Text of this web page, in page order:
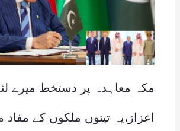
مکہ معاہدہ پر دستخط میرے
اعزاز،یہ تینوں ملکوں کے مفاد